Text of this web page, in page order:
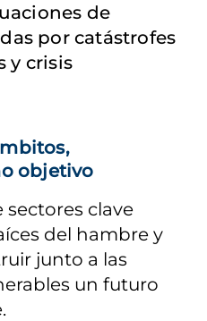
de
por catástrofes
y crisis
objetivo
sectores clave
del hambre y
junto a las
un futuro